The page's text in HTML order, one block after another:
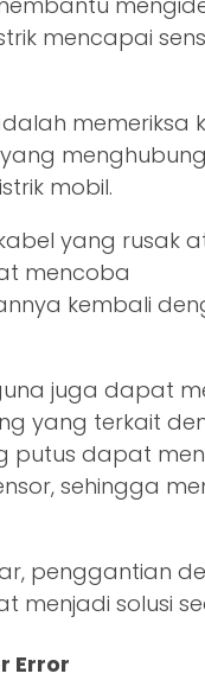
mencapai
memeriksa
mobil.
yang rusak
mencoba
kembali
juga dapat
yang terkait
putus dapat
sehingga
penggantian
menjadi solusi
Error